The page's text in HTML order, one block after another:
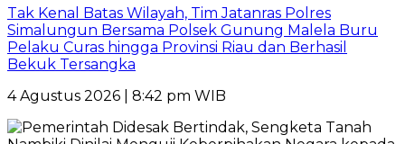
Tak Kenal Batas Wilayah, Tim Jatanras Polres
Simalungun Bersama Polsek Gunung Malela Buru
Pelaku Curas hingga Provinsi Riau dan Berhasil
Bekuk Tersangka
4 Agustus 2026 | 8:42 pm WIB